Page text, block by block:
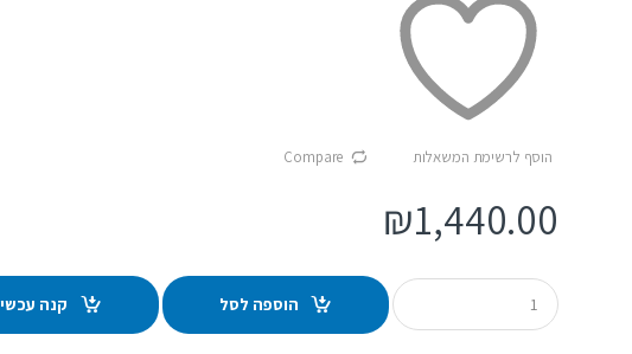
הוסף לרשימת המשאלות Compare
₪1,440.00
Q
u
הוספה לסל קנה